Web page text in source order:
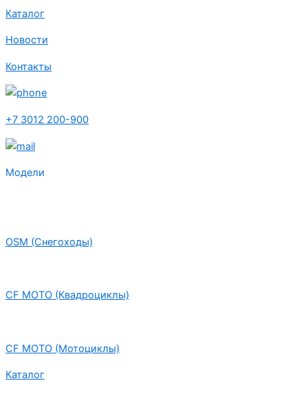
Каталог
Новости
Контакты
+7 3012 200-900
Модели
OSM (Снегоходы)
CF MOTO (Квадроциклы)
CF MOTO (Мотоциклы)
Каталог